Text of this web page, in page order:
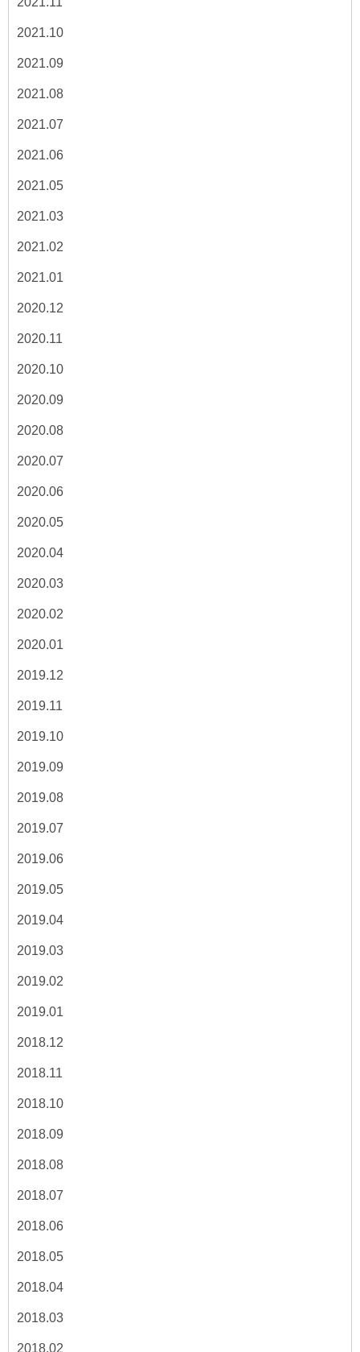
2021.10
2021.09
2021.08
2021.07
2021.06
2021.05
2021.03
2021.02
2021.01
2020.12
2020.11
2020.10
2020.09
2020.08
2020.07
2020.06
2020.05
2020.04
2020.03
2020.02
2020.01
2019.12
2019.11
2019.10
2019.09
2019.08
2019.07
2019.06
2019.05
2019.04
2019.03
2019.02
2019.01
2018.12
2018.11
2018.10
2018.09
2018.08
2018.07
2018.06
2018.05
2018.04
2018.03
2018.02